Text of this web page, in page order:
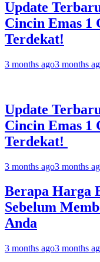
Update
Cincin Emas 1
Terdekat!
3 months ago3 months
Update
Cincin Emas 1
Terdekat!
3 months ago3 months
Berapa Harga
Sebelum
Anda
3 months ago3 months